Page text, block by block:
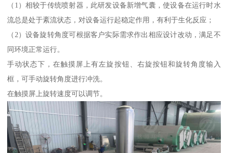
（1）相较于传统喷射器，此研发设备新增气囊，使设备在运行时水
流总是处于紊流状态，对设备运行起稳定作用，有利于生化反应；
（2）设备旋转角度可根据客户实际需求作出相应设计改动，满足不
同环境正常运行。
手动状态下，在触摸屏上有左旋按钮、右旋按钮和旋转角度输入
框，可手动旋转角度进行冲洗。
在触摸屏上旋转速度可以调节。